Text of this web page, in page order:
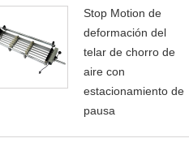
Stop Motion de
deformación del
telar de chorro de
aire con
estacionamiento de
pausa